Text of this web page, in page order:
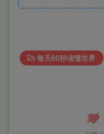
每天60秒读懂世界